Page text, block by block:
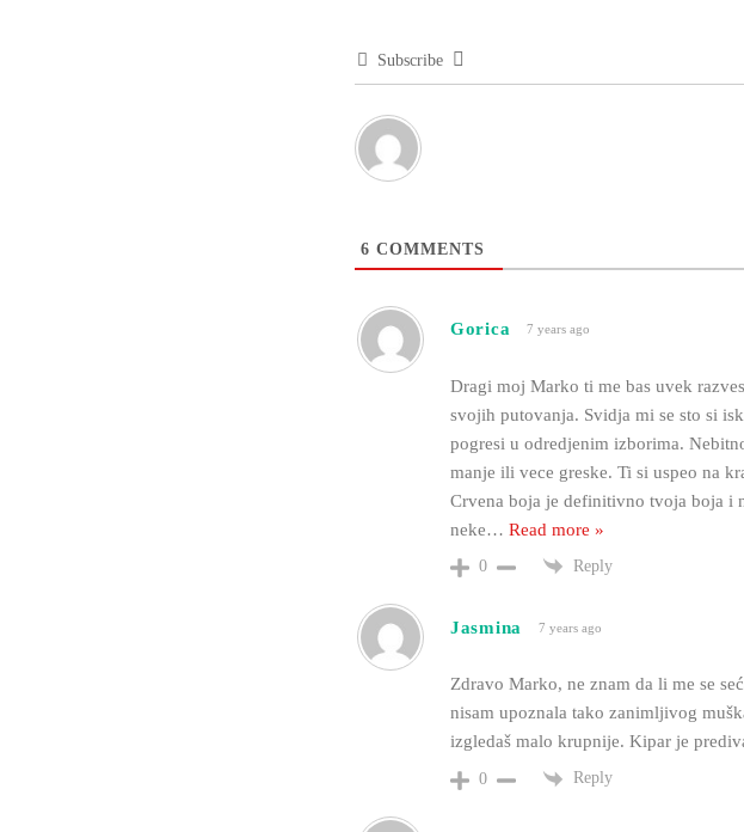
Subscribe
6 COMMENTS
Gorica 7 years ago
Dragi moj Marko ti me bas uvek
svojih putovanja. Svidja mi se sto si
pogresi u odredjenim izborima.
manje ili vece greske. Ti si uspeo na
Crvena boja je definitivno tvoja boja i
neke… Read more »
0 Reply
Jasmina 7 years ago
Zdravo Marko, ne znam da li me se
nisam upoznala tako zanimljivog
izgledaš malo krupnije. Kipar je
0 Reply